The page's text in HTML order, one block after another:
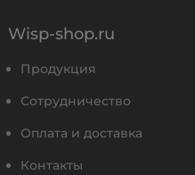
Wisp-shop.ru
Продукция
Сотрудничество
Оплата и доставка
Контакты